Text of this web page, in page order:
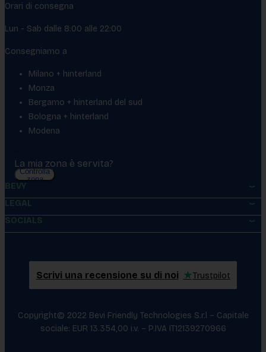
Orari di consegna
Lun - Sab dalle 8:00 alle 22:00
Consegniamo a
Milano + hinterland
Monza
Bergamo + hinterland del sud
Bologna + hinterland
Modena
La mia zona è servita?
Controlla
zona
BEVY
LEGAL
SOCIALS
Scrivi una recensione su di noi ★Trustpilot
Copyright© 2022 Bevi Friendly Technologies S.r.l – Capitale
sociale: EUR 13.354,00 i.v. – P.IVA IT12139270966